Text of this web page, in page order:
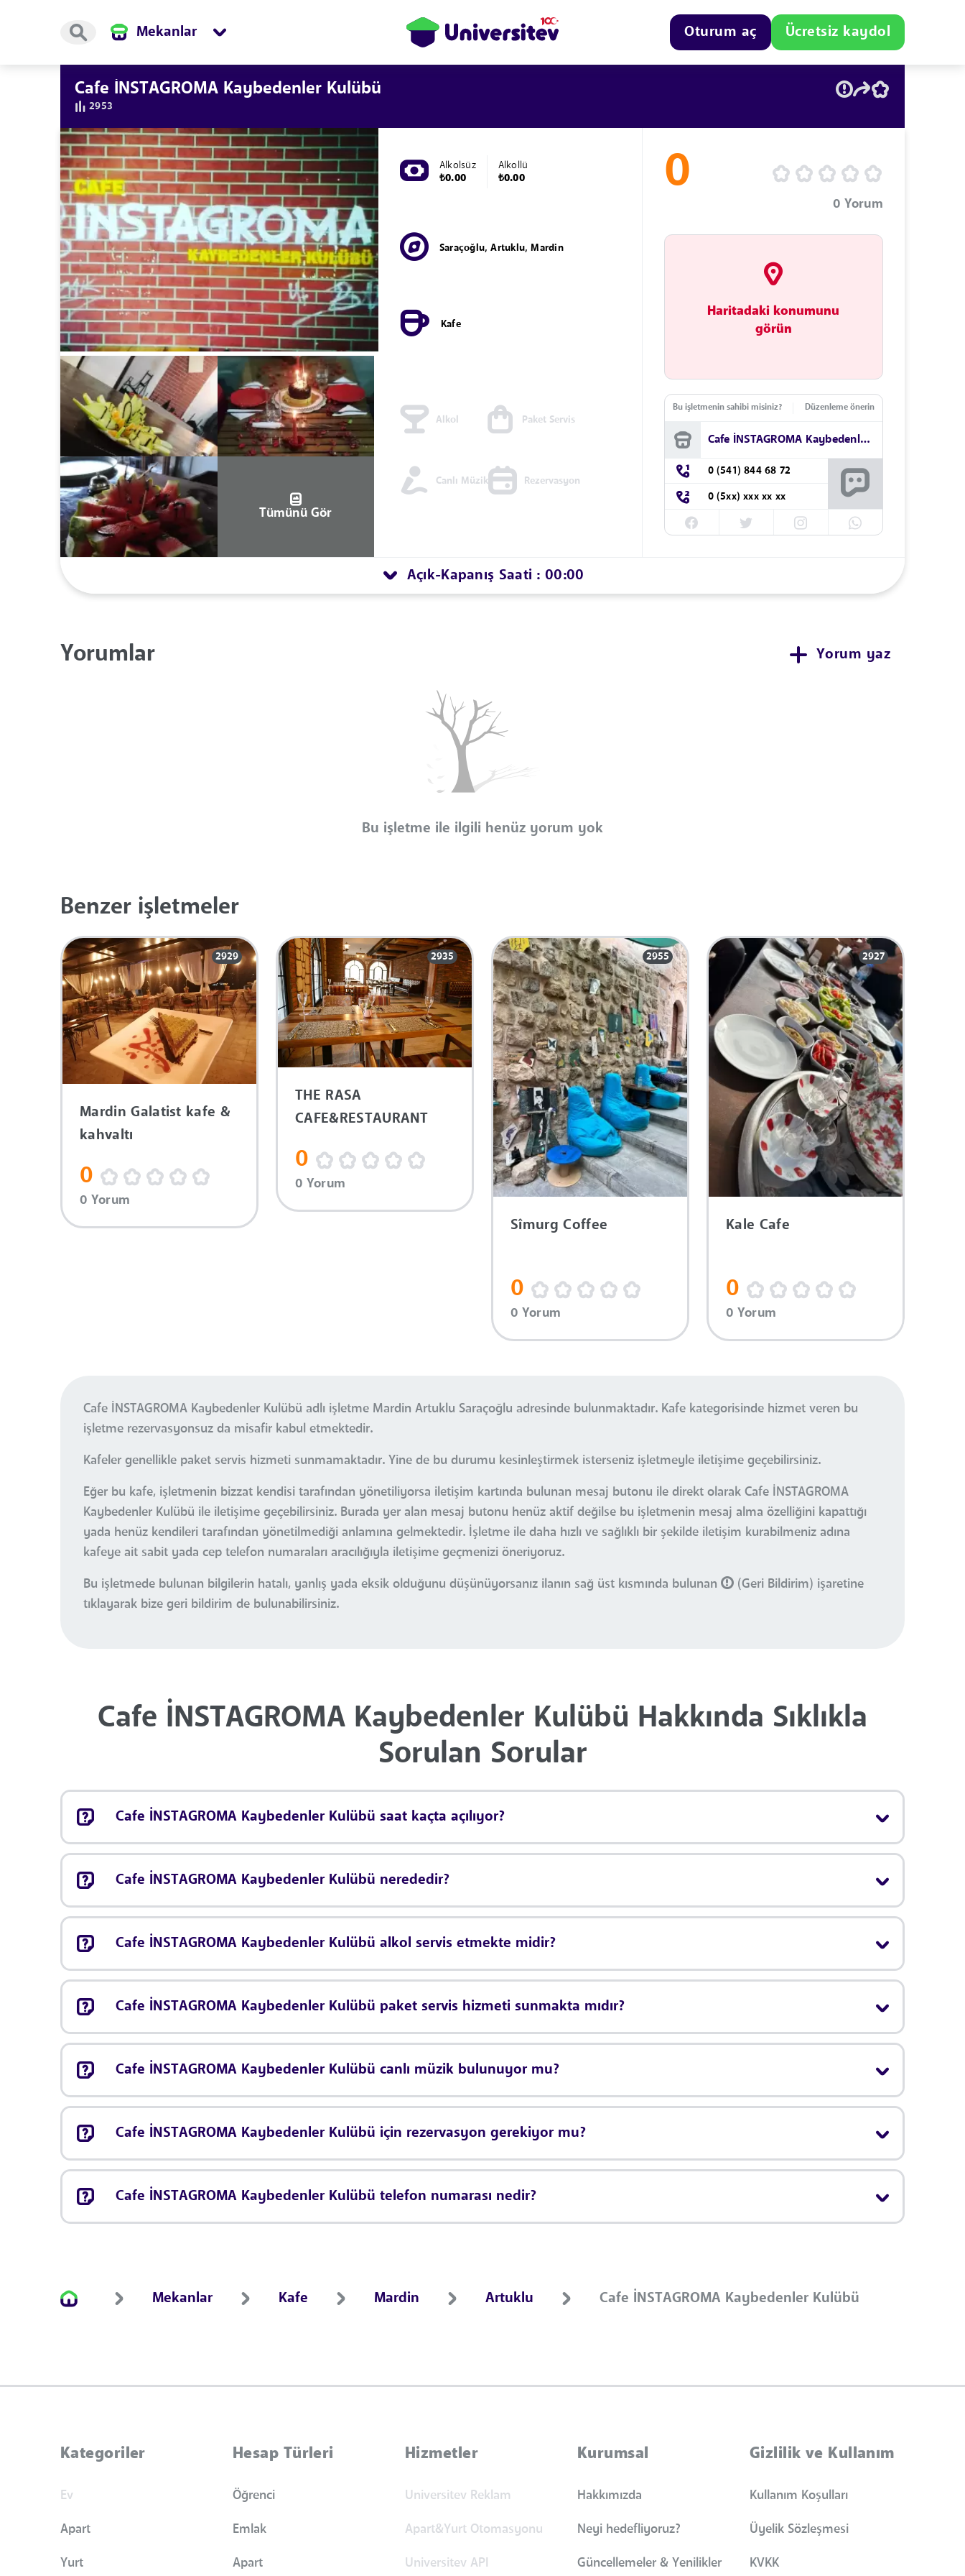
Mekanlar Oturum aç Ücretsiz kaydol
Cafe İNSTAGROMA Kaybedenler Kulübü
2953
Tümünü Gör
Alkolsüz
₺0.00
Alkollü
₺0.00
Saraçoğlu, Artuklu, Mardin
Kafe
Alkol Paket Servis
Canlı Müzik Rezervasyon
0
0 Yorum
Haritadaki konumunu
görün
Bu işletmenin sahibi misiniz? Düzenleme önerin
Cafe İNSTAGROMA Kaybedenler Kulübü
0 (541) 844 68 72
0 (5xx) xxx xx xx
Açık-Kapanış Saati : 00:00
Yorumlar Yorum yaz
Bu işletme ile ilgili henüz yorum yok
Benzer işletmeler
2929
Mardin Galatist kafe &
kahvaltı
0
0 Yorum
2935
THE RASA
CAFE&RESTAURANT
0
0 Yorum
2955
Sîmurg Coffee
0
0 Yorum
2927
Kale Cafe
0
0 Yorum
Cafe İNSTAGROMA Kaybedenler Kulübü adlı işletme Mardin Artuklu Saraçoğlu adresinde bulunmaktadır. Kafe kategorisinde hizmet veren bu
işletme rezervasyonsuz da misafir kabul etmektedir.
Kafeler genellikle paket servis hizmeti sunmamaktadır. Yine de bu durumu kesinleştirmek isterseniz işletmeyle iletişime geçebilirsiniz.
Eğer bu kafe, işletmenin bizzat kendisi tarafından yönetiliyorsa iletişim kartında bulunan mesaj butonu ile direkt olarak Cafe İNSTAGROMA
Kaybedenler Kulübü ile iletişime geçebilirsiniz. Burada yer alan mesaj butonu henüz aktif değilse bu işletmenin mesaj alma özelliğini kapattığı
yada henüz kendileri tarafından yönetilmediği anlamına gelmektedir. İşletme ile daha hızlı ve sağlıklı bir şekilde iletişim kurabilmeniz adına
kafeye ait sabit yada cep telefon numaraları aracılığıyla iletişime geçmenizi öneriyoruz.
Bu işletmede bulunan bilgilerin hatalı, yanlış yada eksik olduğunu düşünüyorsanız ilanın sağ üst kısmında bulunan
(Geri Bildirim) işaretine
tıklayarak bize geri bildirim de bulunabilirsiniz.
Cafe İNSTAGROMA Kaybedenler Kulübü Hakkında Sıklıkla
Sorulan Sorular
Cafe İNSTAGROMA Kaybedenler Kulübü saat kaçta açılıyor?
Cafe İNSTAGROMA Kaybedenler Kulübü nerededir?
Cafe İNSTAGROMA Kaybedenler Kulübü alkol servis etmekte midir?
Cafe İNSTAGROMA Kaybedenler Kulübü paket servis hizmeti sunmakta mıdır?
Cafe İNSTAGROMA Kaybedenler Kulübü canlı müzik bulunuyor mu?
Cafe İNSTAGROMA Kaybedenler Kulübü için rezervasyon gerekiyor mu?
Cafe İNSTAGROMA Kaybedenler Kulübü telefon numarası nedir?
Mekanlar Kafe Mardin Artuklu Cafe İNSTAGROMA Kaybedenler Kulübü
Kategoriler
Ev
Apart
Yurt
Hesap Türleri
Öğrenci
Emlak
Apart
Hizmetler
Universitev Reklam
Apart&Yurt Otomasyonu
Universitev API
Kurumsal
Hakkımızda
Neyi hedefliyoruz?
Güncellemeler & Yenilikler
Gizlilik ve Kullanım
Kullanım Koşulları
Üyelik Sözleşmesi
KVKK